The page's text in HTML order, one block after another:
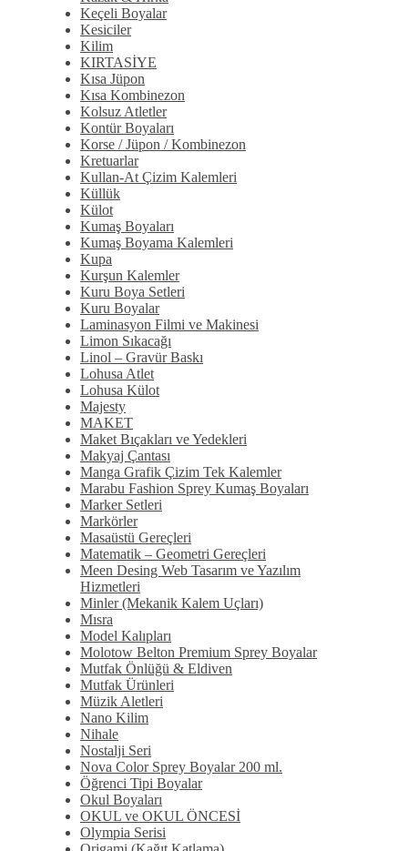
Keçeli Boyalar
Kesiciler
Kilim
KIRTASİYE
Kısa Jüpon
Kısa Kombinezon
Kolsuz Atletler
Kontür Boyaları
Korse / Jüpon / Kombinezon
Kretuarlar
Kullan-At Çizim Kalemleri
Küllük
Külot
Kumaş Boyaları
Kumaş Boyama Kalemleri
Kupa
Kurşun Kalemler
Kuru Boya Setleri
Kuru Boyalar
Laminasyon Filmi ve Makinesi
Limon Sıkacağı
Linol – Gravür Baskı
Lohusa Atlet
Lohusa Külot
Majesty
MAKET
Maket Bıçakları ve Yedekleri
Makyaj Çantası
Manga Grafik Çizim Tek Kalemler
Marabu Fashion Sprey Kumaş Boyaları
Marker Setleri
Markörler
Masaüstü Gereçleri
Matematik – Geometri Gereçleri
Meen Desing Web Tasarım ve Yazılım
Hizmetleri
Minler (Mekanik Kalem Uçları)
Mısra
Model Kalıpları
Molotow Belton Premium Sprey Boyalar
Mutfak Önlüğü & Eldiven
Mutfak Ürünleri
Müzik Aletleri
Nano Kilim
Nihale
Nostalji Seri
Nova Color Sprey Boyalar 200 ml.
Öğrenci Tipi Boyalar
Okul Boyaları
OKUL ve OKUL ÖNCESİ
Olympia Serisi